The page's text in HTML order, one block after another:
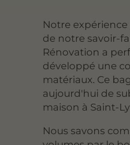
Notre expérience
de notre savoir-
Rénovation a
développé une
matériaux. Ce
aujourd'hui de
maison à Saint-
Nous savons